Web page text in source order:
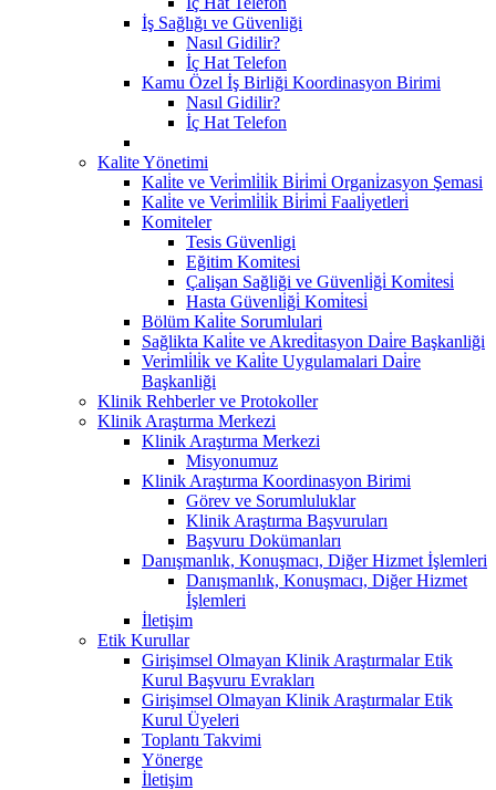
İş Sağlığı ve Güvenliği
Nasıl Gidilir?
İç Hat Telefon
Kamu Özel İş Birliği Koordinasyon Birimi
Nasıl Gidilir?
İç Hat Telefon
Kalite Yönetimi
Kali̇te ve Veri̇mli̇li̇k Bi̇ri̇mi̇ Organi̇zasyon Şemasi
Kali̇te ve Veri̇mli̇li̇k Bi̇ri̇mi̇ Faali̇yetleri̇
Komiteler
Tesis Güvenligi
Eğitim Komitesi
Çalişan Sağliği ve Güvenli̇ği̇ Komi̇tesi̇
Hasta Güvenli̇ği̇ Komi̇tesi̇
Bölüm Kali̇te Sorumlulari
Sağlikta Kali̇te ve Akredi̇tasyon Dai̇re Başkanliği
Veri̇mli̇li̇k ve Kali̇te Uygulamalari Dai̇re
Başkanliği
Klinik Rehberler ve Protokoller
Klinik Araştırma Merkezi
Klinik Araştırma Merkezi
Misyonumuz
Klinik Araştırma Koordinasyon Birimi
Görev ve Sorumluluklar
Klinik Araştırma Başvuruları
Başvuru Dokümanları
Danışmanlık, Konuşmacı, Diğer Hizmet İşlemleri
Danışmanlık, Konuşmacı, Diğer Hizmet
İşlemleri
İletişim
Etik Kurullar
Girişimsel Olmayan Klinik Araştırmalar Etik
Kurul Başvuru Evrakları
Girişimsel Olmayan Klinik Araştırmalar Etik
Kurul Üyeleri
Toplantı Takvimi
Yönerge
İletişim